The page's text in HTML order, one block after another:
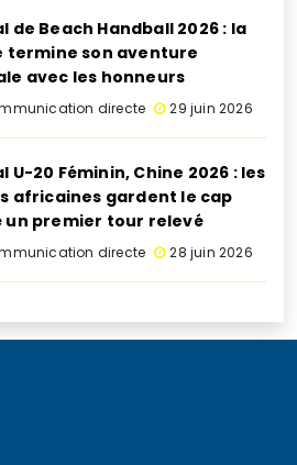
de Beach Handball 2026 : la
termine son aventure
avec les honneurs
directe 29 juin 2026
U-20 Féminin, Chine 2026 : les
africaines gardent le cap
un premier tour relevé
directe 28 juin 2026